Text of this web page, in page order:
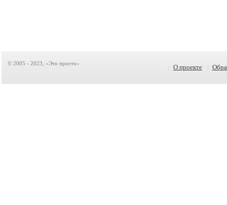
© 2005 - 2023, «Это просто» О проекте